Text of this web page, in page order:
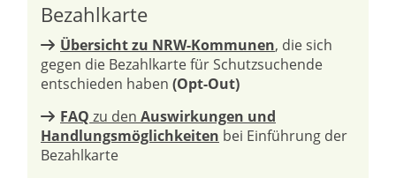
Bezahlkarte
Übersicht zu NRW-Kommunen, die sich
gegen die Bezahlkarte für Schutzsuchende
entschieden haben (Opt-Out)
FAQ zu den Auswirkungen und
Handlungsmöglichkeiten bei Einführung der
Bezahlkarte